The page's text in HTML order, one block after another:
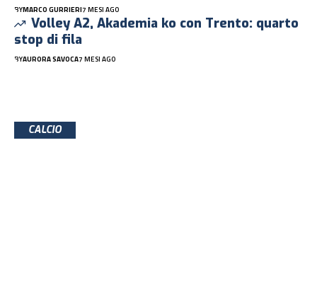
BYMARCO GURRIERI7 MESI AGO
Volley A2, Akademia ko con Trento: quarto
stop di fila
BYAURORA SAVOCA7 MESI AGO
CALCIO